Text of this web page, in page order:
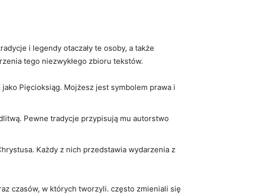
i legendy otaczały te osoby, a także
tego niezwykłego zbioru tekstów.
Pięcioksiąg. Mojżesz jest symbolem prawa i
Pewne tradycje przypisują mu autorstwo
Każdy z nich przedstawia wydarzenia z
czasów, w których tworzyli. często zmieniali się